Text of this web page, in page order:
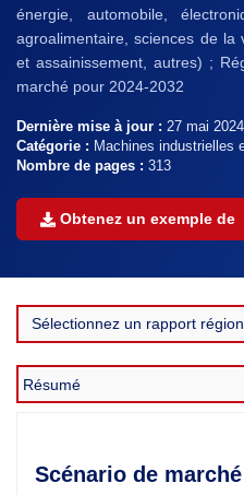
énergie, automobile,
agroalimentaire, sciences de la
et assainissement, autres) ;
marché pour 2024-2032
Dernière mise à jour : 27 mai 2024
Catégorie : Machines industrielles
Nombre de pages : 313
Obtenez un exemple de
Scénario de marché